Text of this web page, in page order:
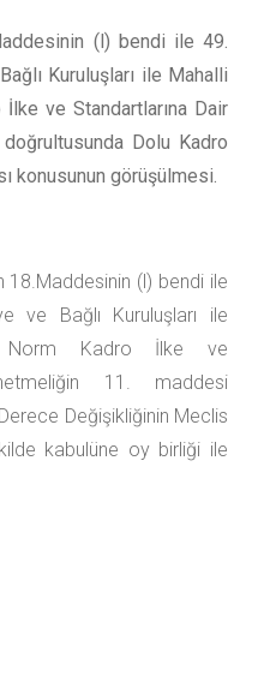
(l) bendi ile 49.
Kuruluşları ile Mahalli
ve Standartlarına Dair
Dolu Kadro
konusunun görüşülmesi.
(l) bendi ile
ve Bağlı Kuruluşları ile
Norm Kadro İlke ve
11. maddesi
Değişikliğinin Meclis
kabulüne oy birliği ile